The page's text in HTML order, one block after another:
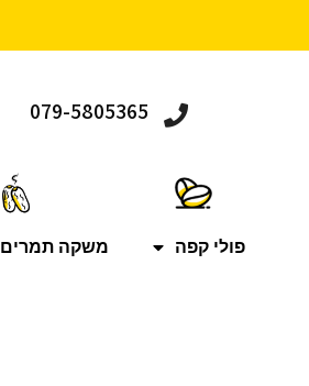
079-5805365
פולי קפה משקה תמרים ARAVA